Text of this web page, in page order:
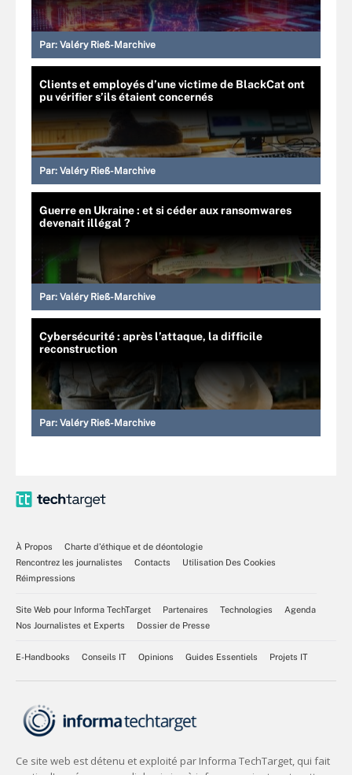
Par: Valéry Rieß-Marchive
Clients et employés d’une victime de BlackCat ont
pu vérifier s’ils étaient concernés
Par: Valéry Rieß-Marchive
Guerre en Ukraine : et si céder aux ransomwares
devenait illégal ?
Par: Valéry Rieß-Marchive
Cybersécurité : après l’attaque, la difficile
reconstruction
Par: Valéry Rieß-Marchive
À Propos
Charte d’éthique et de déontologie
Rencontrez les journalistes
Contacts
Utilisation Des Cookies
Réimpressions
Site Web pour Informa TechTarget Partenaires Technologies
Agenda
Nos Journalistes et Experts
Dossier de Presse
E-Handbooks Conseils IT Opinions Guides Essentiels Projets IT